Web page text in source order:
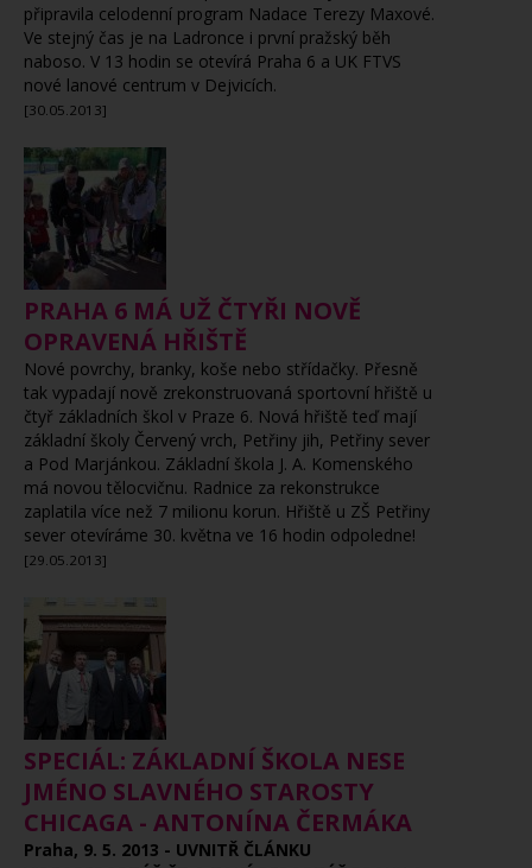
připravila celodenní program Nadace Terezy Maxové.
Ve stejný čas je na Ladronce i první pražský běh
naboso. V 13 hodin se otevírá Praha 6 a UK FTVS
nové lanové centrum v Dejvicích.
[30.05.2013]
PRAHA 6 MÁ UŽ ČTYŘI NOVĚ
OPRAVENÁ HŘIŠTĚ
Nové povrchy, branky, koše nebo střídačky. Přesně
tak vypadají nově zrekonstruovaná sportovní hřiště u
čtyř základních škol v Praze 6. Nová hřiště teď mají
základní školy Červený vrch, Petřiny jih, Petřiny sever
a Pod Marjánkou. Základní škola J. A. Komenského
má novou tělocvičnu. Radnice za rekonstrukce
zaplatila více než 7 milionu korun. Hřiště u ZŠ Petřiny
sever otevíráme 30. května ve 16 hodin odpoledne!
[29.05.2013]
SPECIÁL: ZÁKLADNÍ ŠKOLA NESE
JMÉNO SLAVNÉHO STAROSTY
CHICAGA - ANTONÍNA ČERMÁKA
Praha, 9. 5. 2013 - UVNITŘ ČLÁNKU